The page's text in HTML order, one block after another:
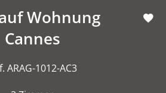
Wohnung
Cannes
ARAG-1012-AC3